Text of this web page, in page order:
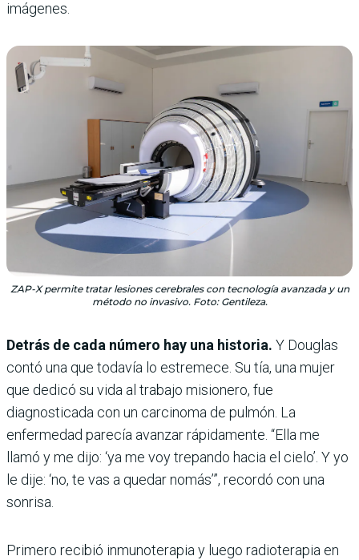
imágenes.
ZAP-X permite tratar lesiones cerebrales con tecnología avanzada y un
método no invasivo. Foto: Gentileza.
Detrás de cada número hay una historia. Y Douglas
contó una que todavía lo estremece. Su tía, una mujer
que dedicó su vida al trabajo misionero, fue
diagnosticada con un carcinoma de pulmón. La
enfermedad parecía avanzar rápidamente. “Ella me
llamó y me dijo: ‘ya me voy trepando hacia el cielo’. Y yo
le dije: ‘no, te vas a quedar nomás’”, recordó con una
sonrisa.
Primero recibió inmunoterapia y luego radioterapia en